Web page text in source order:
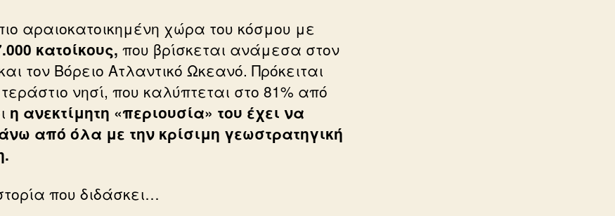
αραιοκατοικημένη χώρα του κόσμου με
κατοίκους, που βρίσκεται ανάμεσα στον
τον Βόρειο Ατλαντικό Ωκεανό. Πρόκειται
νησί, που καλύπτεται στο 81% από
η ανεκτίμητη «περιουσία» του έχει να
από όλα με την κρίσιμη γεωστρατηγική
που διδάσκει…